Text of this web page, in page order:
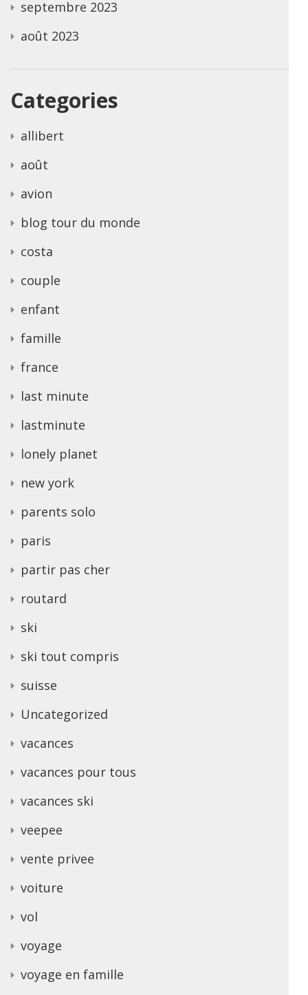
septembre 2023
août 2023
Categories
allibert
août
avion
blog tour du monde
costa
couple
enfant
famille
france
last minute
lastminute
lonely planet
new york
parents solo
paris
partir pas cher
routard
ski
ski tout compris
suisse
Uncategorized
vacances
vacances pour tous
vacances ski
veepee
vente privee
voiture
vol
voyage
voyage en famille